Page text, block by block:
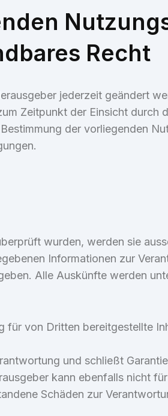
Recht
jederzeit geändert
Zeitpunkt der Einsicht durch
der vorliegenden
wurden, werden sie
Informationen zur
Alle Auskünfte werden
für von Dritten bereitgestellte
und schließt
kann ebenfalls nicht
Schäden zur